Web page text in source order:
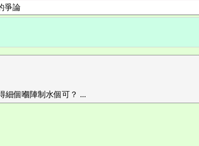
爭論
細個嗰陣制水個可？ ...